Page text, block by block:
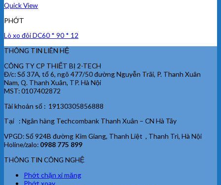
Quick View
PHỚT
Lò xo đôi DC60 * 90 * 12
THÔNG TIN LIÊN HỆ
CÔNG TY CP THIẾT BỊ 2-TECH
Đ/c: Số 37A, tổ 6, ngõ 477/50 đường Nguyễn Trãi, P. Thanh Xuân
Nam, Q. Thanh Xuân, TP. Hà Nội
MST: 0107402872
Tài khoản số : 19130305856888
Tại : Ngân hàng Techcombank Thanh Xuân – CN Hà Tây
VPGD: Số 924B đường Kim Giang, Thanh Liệt , Thanh Trì, Hà Nội
Holine/zalo: 0988 775 899
THÔNG TIN CÔNG NGHỆ
Phớt chặn xi măng
Phớt xoay